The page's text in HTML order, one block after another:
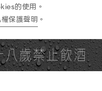
八歲禁止飲酒
的使用。
保護聲明 。